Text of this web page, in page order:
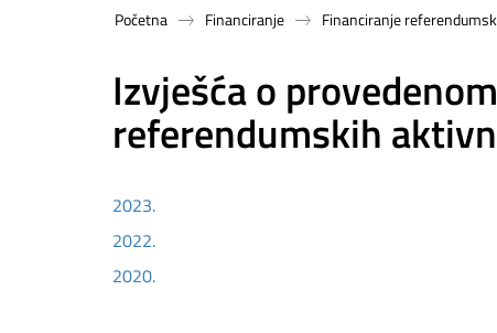
Početna Financiranje Financiranje
Izvješća o
referendumskih
2023.
2022.
2020.